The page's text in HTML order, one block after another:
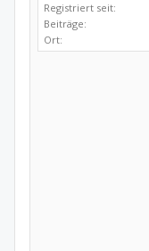
Registriert seit:
Beiträge:
Ort: